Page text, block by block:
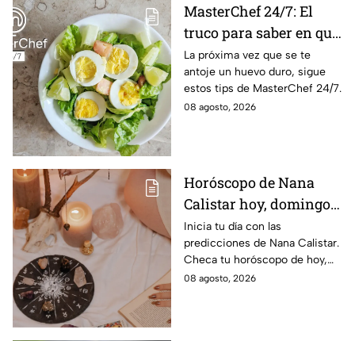
MasterChef 24/7: El
truco para saber en qué
momento está listo un
huevo cocido
La próxima vez que se te
antoje un huevo duro, sigue
estos tips de MasterChef 24/7.
08 agosto, 2026
Horóscopo de Nana
Calistar hoy, domingo 9
de agosto: estos signos
tendrán ingresos extra
Inicia tu día con las
predicciones de Nana Calistar.
Checa tu horóscopo de hoy,
domingo 9 de agosto, y
08 agosto, 2026